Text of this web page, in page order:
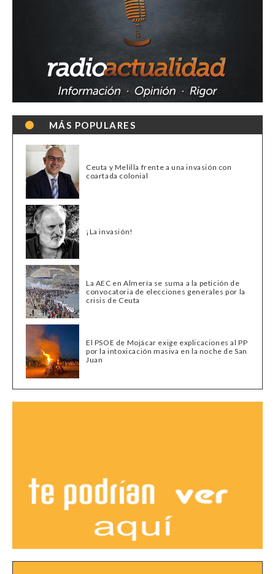
MÁS POPULARES
Ceuta y Melilla frente a una invasión con
coartada colonial
¡La invasión!
La AEC en Almería se suma a la petición de
convocatoria de elecciones generales por la
crisis de Ceuta
El PSOE de Mojácar exige explicaciones al PP
por la intoxicación masiva en la noche de San
Juan